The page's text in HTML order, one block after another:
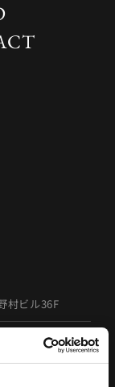
村ビル36F
キュリティポリシー